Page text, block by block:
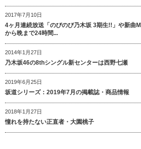
2017年7月10日
4ヶ月連続放送「のびのび乃木坂 3期生!!」や新曲
から晩まで24時間...
2014年1月27日
乃木坂46の8thシングル新センターは西野七瀬
2019年6月25日
坂道シリーズ：2019年7月の掲載誌・商品情報
2018年1月27日
憧れを持たない正直者・大園桃子